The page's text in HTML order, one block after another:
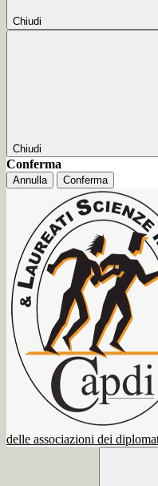
Chiudi
Chiudi
Conferma
Annulla Conferma
delle associazioni dei